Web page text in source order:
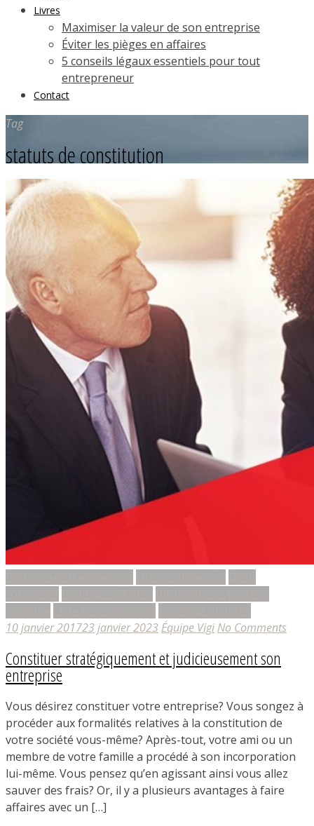
Livres
Maximiser la valeur de son entreprise
Éviter les pièges en affaires
5 conseils légaux essentiels pour tout
entrepreneur
Contact
Tag
statuts de constitution
10 janvier 201723 janvier 2023 Équipe Vigi No Comments
Constituer stratégiquement et judicieusement son
entreprise
Vous désirez constituer votre entreprise? Vous songez à
procéder aux formalités relatives à la constitution de
votre société vous-même? Après-tout, votre ami ou un
membre de votre famille a procédé à son incorporation
lui-même. Vous pensez qu’en agissant ainsi vous allez
sauver des frais? Or, il y a plusieurs avantages à faire
affaires avec un […]